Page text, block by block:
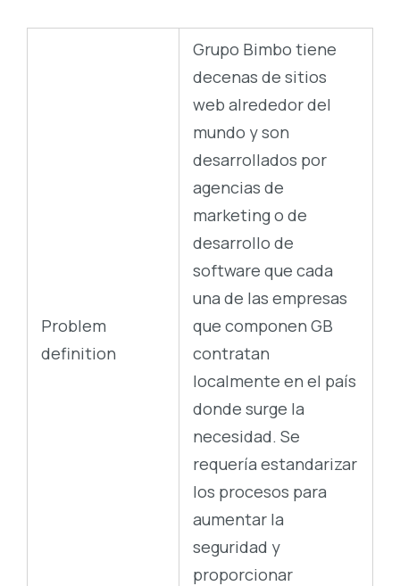
Problem
definition
Grupo Bimbo tiene
decenas de sitios
web alrededor del
mundo y son
desarrollados por
agencias de
marketing o de
desarrollo de
software que cada
una de las empresas
que componen GB
contratan
localmente en el país
donde surge la
necesidad. Se
requería estandarizar
los procesos para
aumentar la
seguridad y
proporcionar